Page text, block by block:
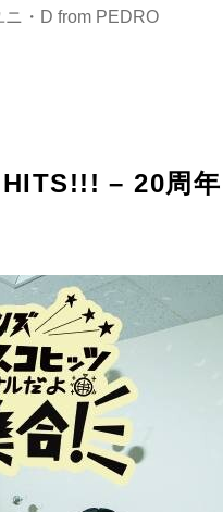
ニ・D from PEDRO
– 20周